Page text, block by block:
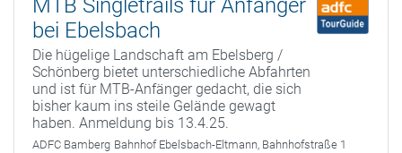
MTB Singletrails für Anfänger
bei Ebelsbach
Die hügelige Landschaft am Ebelsberg /
Schönberg bietet unterschiedliche Abfahrten
und ist für MTB-Anfänger gedacht, die sich
bisher kaum ins steile Gelände gewagt
haben. Anmeldung bis 13.4.25.
ADFC Bamberg Bahnhof Ebelsbach-Eltmann, Bahnhofstraße 1